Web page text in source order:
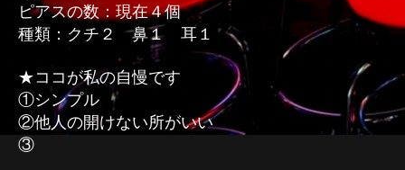
ピアスの数：現在４個
種類：クチ２ 鼻１ 耳１
★ココが私の自慢です
①シンプル
②他人の開けない所がいい
③